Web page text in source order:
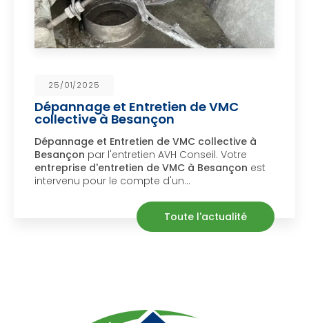
25/01/2025
Dépannage et Entretien de VMC
collective à Besançon
Dépannage et Entretien de VMC collective à
Besançon par l'entretien AVH Conseil. Votre
entreprise d'entretien de VMC à Besançon est
intervenu pour le compte d'un…
Toute l'actualité